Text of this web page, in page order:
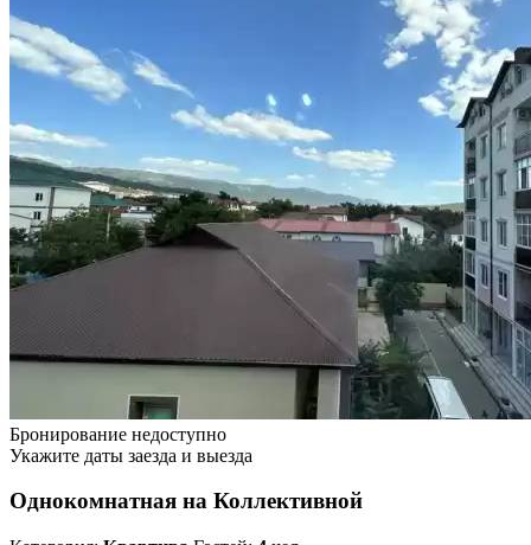
Бронирование недоступно
Укажите даты заезда и выезда
Однокомнатная на Коллективной